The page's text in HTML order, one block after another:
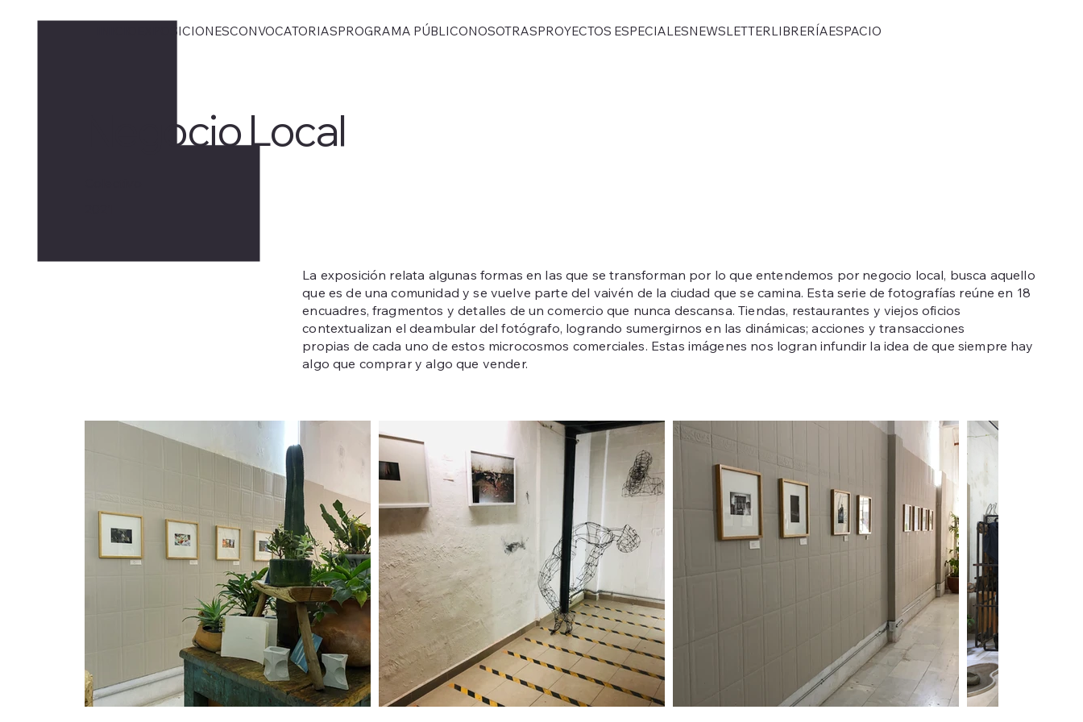
EXPOSICIONESCONVOCATORIASPROGRAMA PÚBLICONOSOTRASPROYECTOS ESPECIALESNEWSLETTERLIBRERÍAESPACIO
Negocio Local
La exposición relata algunas formas en las que se transforman por lo que entendemos por negocio local, busca aquello
que es de una comunidad y se vuelve parte del vaivén de la ciudad que se camina. Esta serie de fotografías reúne en 18
encuadres, fragmentos y detalles de un comercio que nunca descansa. Tiendas, restaurantes y viejos oficios
contextualizan el deambular del fotógrafo, logrando sumergirnos en las dinámicas; acciones y transacciones
propias de cada uno de estos microcosmos comerciales. Estas imágenes nos logran infundir la idea de que siempre hay
algo que comprar y algo que vender.